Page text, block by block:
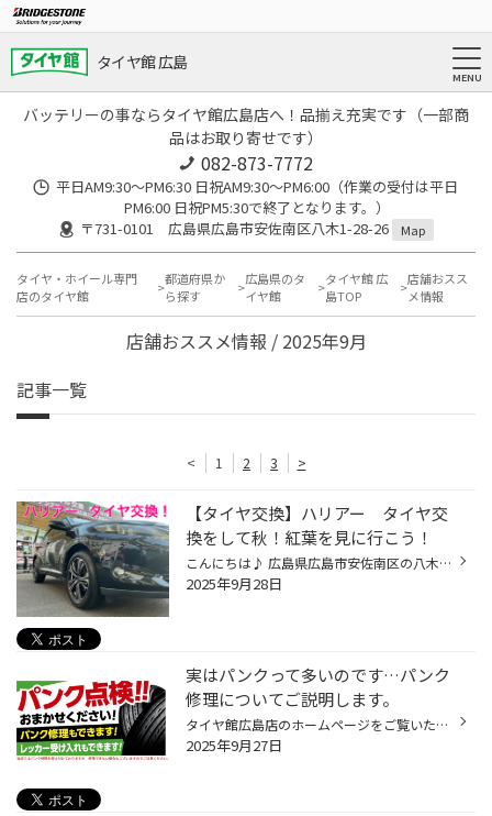
タイヤ館 広島
バッテリーの事ならタイヤ館広島店へ！品揃え充実です（一部商
品はお取り寄せです）
082-873-7772
平日AM9:30～PM6:30 日祝AM9:30〜PM6:00（作業の受付は平日
PM6:00 日祝PM5:30で終了となります。）
〒731-0101 広島県広島市安佐南区八木1-28-26
Map
タイヤ・ホイール専門
店のタイヤ館
都道府県か
ら探す
広島県のタ
イヤ館
タイヤ館 広
島TOP
店舗おスス
メ情報
店舗おススメ情報 / 2025年9月
記事一覧
< 1 2 3 >
【タイヤ交換】ハリアー タイヤ交
換をして秋！紅葉を見に行こう！
こんにちは♪ 広島県広島市安佐南区の八木にあります タイヤ館広島店のたけもとです！ こちらのハリアーはタイヤを デューラーH/L850という タイヤで交換してます！ デューラーH/L850とは SUVに求められる静粛性、低燃費性能を大幅に向上させ 全ての性能をグレードアップした ブリヂストンのSUV用コ...
2025年9月28日
実はパンクって多いのです…パンク
修理についてご説明します。
タイヤ館広島店のホームページをご覧いただいて誠にありがとうございます。 パンク修理って一体どんな方法があるのでしょうか？？ 車に乗ってるとタイヤのパンクは どうしても避けれないものです､､､。 でもしっかりと修理する事によって 安心・安全にお車に乗れちゃいます★ そこで、当店でオススメ...
2025年9月27日